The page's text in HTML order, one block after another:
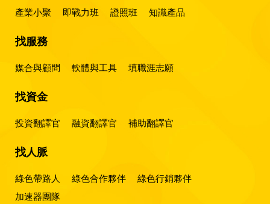
產業小聚 即戰力班 證照班 知識產品
找服務
媒合與顧問 軟體與工具 填職涯志願
找資金
投資翻譯官 融資翻譯官 補助翻譯官
找人脈
綠色帶路人 綠色合作夥伴
綠色行銷夥伴
加速器團隊